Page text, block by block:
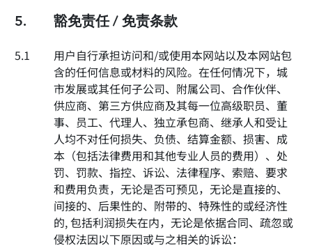
5. 豁免责任 / 免责条款
5.1
用户自行承担访问和/或使用本网站以及本网站包
含的任何信息或材料的风险。在任何情况下，城
市发展或其任何子公司、附属公司、合作伙伴、
供应商、第三方供应商及其每一位高级职员、董
事、员工、代理人、独立承包商、继承人和受让
人均不对任何损失、负债、结算金额、损害、成
本（包括法律费用和其他专业人员的费用）、处
罚、罚款、指控、诉讼、法律程序、索赔、要求
和费用负责，无论是否可预见，无论是直接的、
间接的、后果性的、附带的、特殊性的或经济性
的, 包括利润损失在内，无论是依据合同、疏忽或
侵权法因以下原因或与之相关的诉讼：